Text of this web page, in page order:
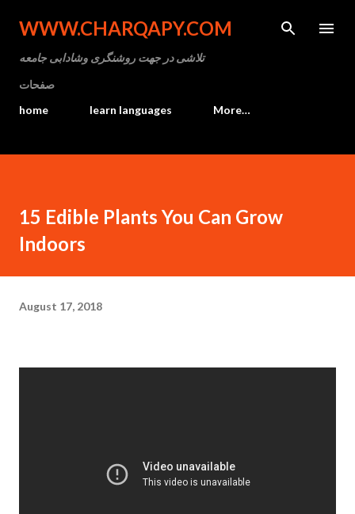
Skip to main content
WWW.CHARQAPY.COM
تلاشی در جهت روشنگری وشادابی جامعه
صفحات
home
learn languages More…
15 Edible Plants You Can Grow
Indoors
August 17, 2018